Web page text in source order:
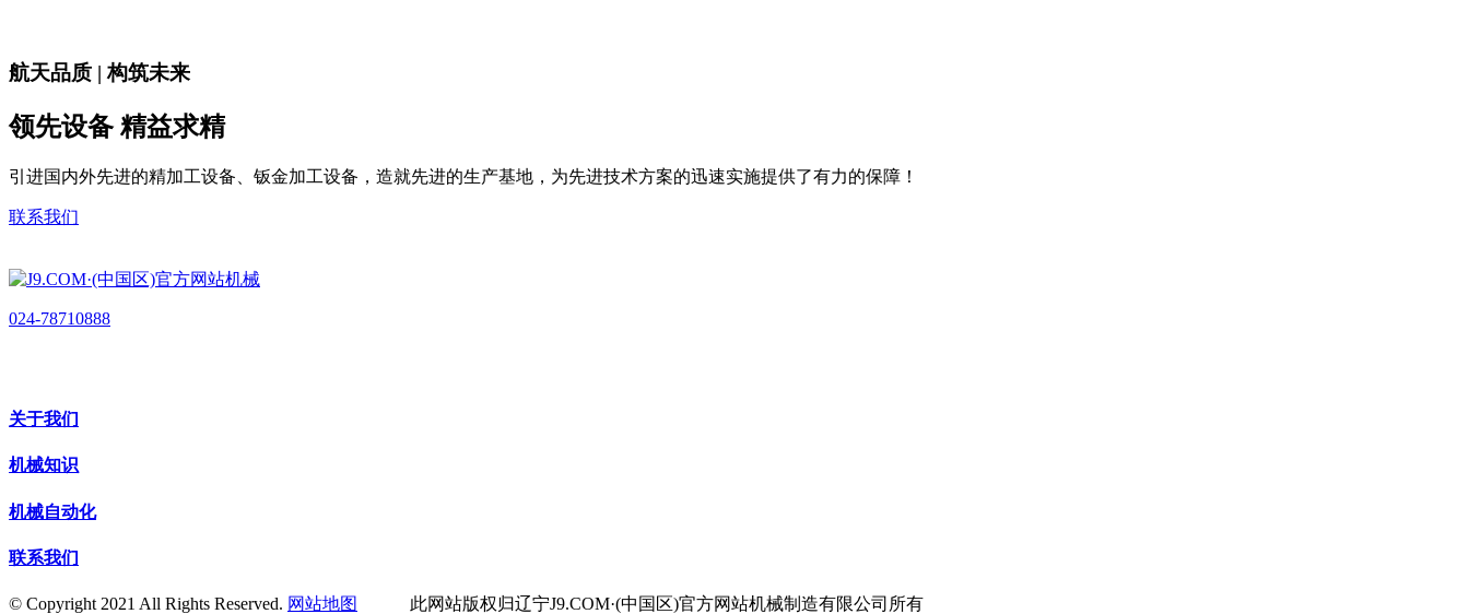
航天品质 | 构筑未来
领先设备 精益求精
引进国内外先进的精加工设备、钣金加工设备，造就先进的生产基地，为先进技术方案的迅速实施提供了有力的保障！
联系我们
024-78710888
关于我们
机械知识
机械自动化
联系我们
© Copyright 2021 All Rights Reserved. 网站地图 此网站版权归辽宁J9.COM·(中国区)官方网站机械制造有限公司所有